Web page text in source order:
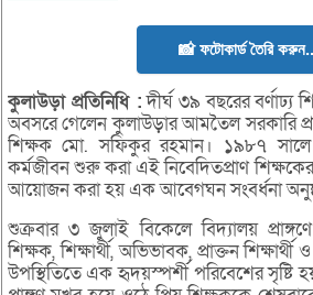
📸 ফটোকার্ড তৈরি করুন..
কুলাউড়াপ্রতিনিধি :দীর্ঘ ৩৯ বছরের বর্ণাঢ্য
অবসরে গেলেন কুলাউড়ার আমতৈল সরকারি
শিক্ষক মো. সফিকুর রহমান। ১৯৮৭ সালে
কর্মজীবন শুরু করা এই নিবেদিতপ্রাণ
আয়োজন করা হয় এক আবেগঘন সংবর্ধনা
শুক্রবার ৩ জুলাই বিকেলে বিদ্যালয়
শিক্ষক, শিক্ষার্থী, অভিভাবক, প্রাক্তন শিক্ষার্থী
উপস্থিতিতে এক হৃদয়স্পর্শী পরিবেশের সৃষ্টি